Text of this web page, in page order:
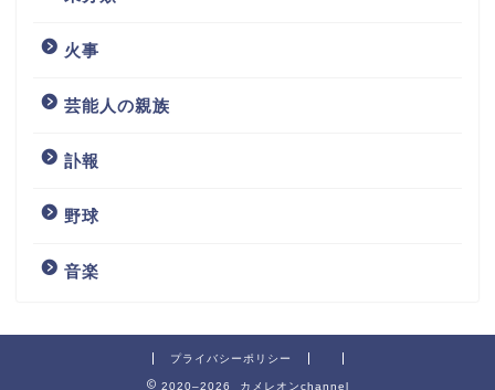
火事
芸能人の親族
訃報
野球
音楽
プライバシーポリシー
2020–2026 カメレオンchannel